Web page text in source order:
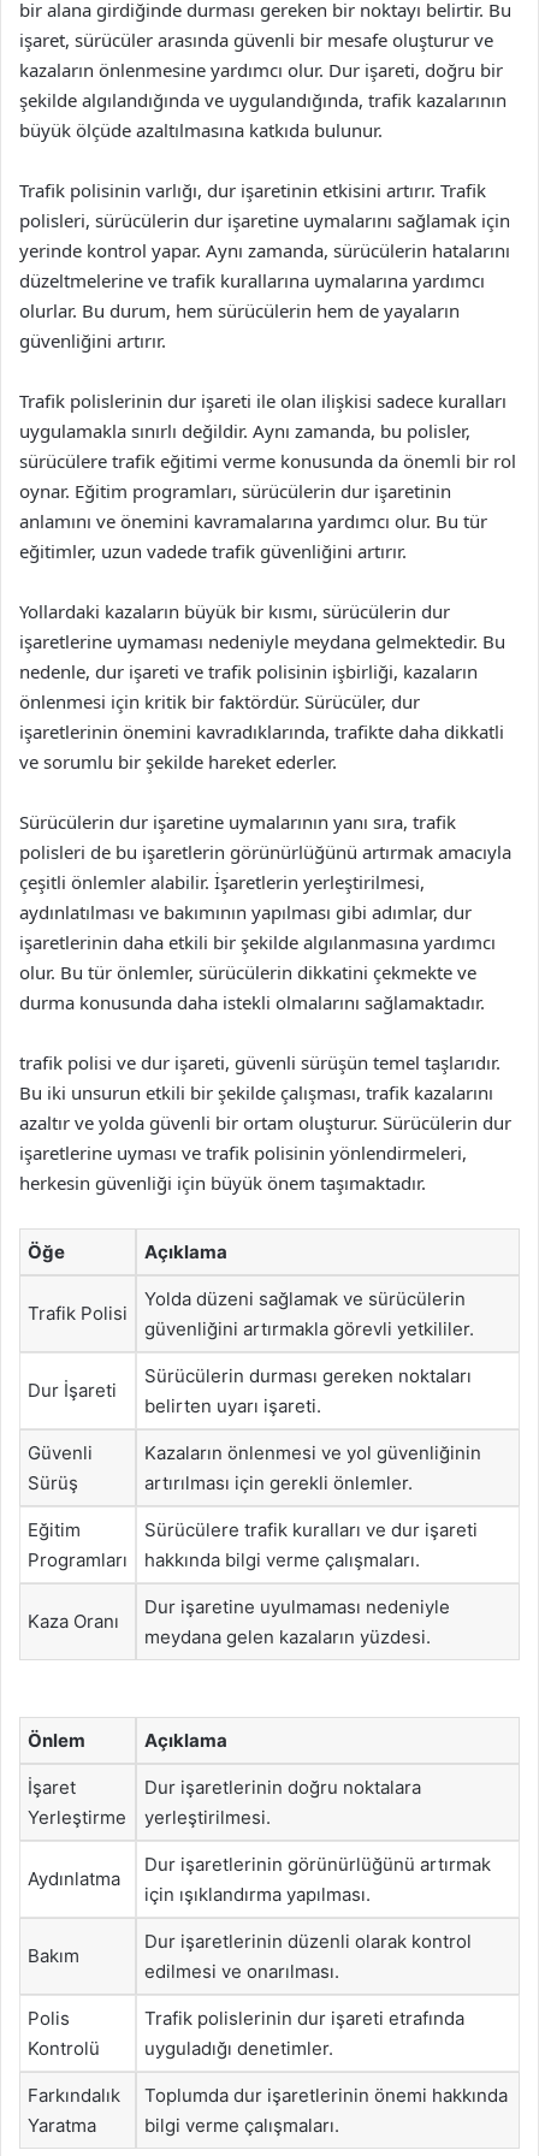
bir alana girdiğinde durması gereken bir noktayı belirtir. Bu
işaret, sürücüler arasında güvenli bir mesafe oluşturur ve
kazaların önlenmesine yardımcı olur. Dur işareti, doğru bir
şekilde algılandığında ve uygulandığında, trafik kazalarının
büyük ölçüde azaltılmasına katkıda bulunur.
Trafik polisinin varlığı, dur işaretinin etkisini artırır. Trafik
polisleri, sürücülerin dur işaretine uymalarını sağlamak için
yerinde kontrol yapar. Aynı zamanda, sürücülerin hatalarını
düzeltmelerine ve trafik kurallarına uymalarına yardımcı
olurlar. Bu durum, hem sürücülerin hem de yayaların
güvenliğini artırır.
Trafik polislerinin dur işareti ile olan ilişkisi sadece kuralları
uygulamakla sınırlı değildir. Aynı zamanda, bu polisler,
sürücülere trafik eğitimi verme konusunda da önemli bir rol
oynar. Eğitim programları, sürücülerin dur işaretinin
anlamını ve önemini kavramalarına yardımcı olur. Bu tür
eğitimler, uzun vadede trafik güvenliğini artırır.
Yollardaki kazaların büyük bir kısmı, sürücülerin dur
işaretlerine uymaması nedeniyle meydana gelmektedir. Bu
nedenle, dur işareti ve trafik polisinin işbirliği, kazaların
önlenmesi için kritik bir faktördür. Sürücüler, dur
işaretlerinin önemini kavradıklarında, trafikte daha dikkatli
ve sorumlu bir şekilde hareket ederler.
Sürücülerin dur işaretine uymalarının yanı sıra, trafik
polisleri de bu işaretlerin görünürlüğünü artırmak amacıyla
çeşitli önlemler alabilir. İşaretlerin yerleştirilmesi,
aydınlatılması ve bakımının yapılması gibi adımlar, dur
işaretlerinin daha etkili bir şekilde algılanmasına yardımcı
olur. Bu tür önlemler, sürücülerin dikkatini çekmekte ve
durma konusunda daha istekli olmalarını sağlamaktadır.
trafik polisi ve dur işareti, güvenli sürüşün temel taşlarıdır.
Bu iki unsurun etkili bir şekilde çalışması, trafik kazalarını
azaltır ve yolda güvenli bir ortam oluşturur. Sürücülerin dur
işaretlerine uyması ve trafik polisinin yönlendirmeleri,
herkesin güvenliği için büyük önem taşımaktadır.
Öğe Açıklama
Trafik Polisi
Yolda düzeni sağlamak ve sürücülerin
güvenliğini artırmakla görevli yetkililer.
Dur İşareti
Sürücülerin durması gereken noktaları
belirten uyarı işareti.
Güvenli
Sürüş
Kazaların önlenmesi ve yol güvenliğinin
artırılması için gerekli önlemler.
Eğitim
Programları
Sürücülere trafik kuralları ve dur işareti
hakkında bilgi verme çalışmaları.
Kaza Oranı
Dur işaretine uyulmaması nedeniyle
meydana gelen kazaların yüzdesi.
Önlem Açıklama
İşaret
Yerleştirme
Dur işaretlerinin doğru noktalara
yerleştirilmesi.
Aydınlatma
Dur işaretlerinin görünürlüğünü artırmak
için ışıklandırma yapılması.
Bakım
Dur işaretlerinin düzenli olarak kontrol
edilmesi ve onarılması.
Polis
Kontrolü
Trafik polislerinin dur işareti etrafında
uyguladığı denetimler.
Farkındalık
Yaratma
Toplumda dur işaretlerinin önemi hakkında
bilgi verme çalışmaları.